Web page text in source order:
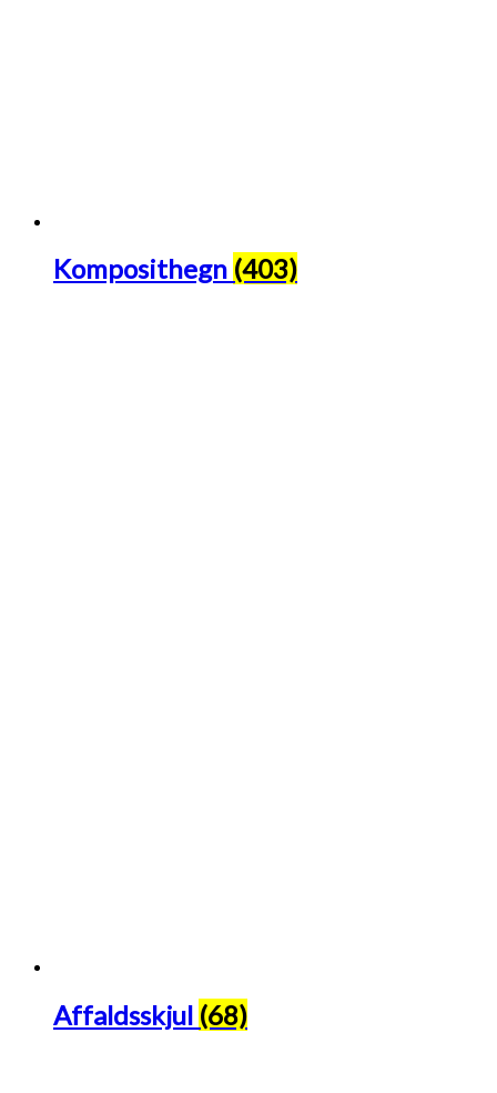
Komposithegn (403)
Affaldsskjul (68)